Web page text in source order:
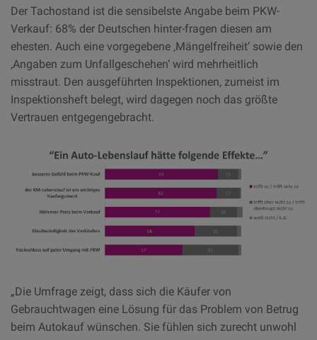
Der Tachostand ist die sensibelste Angabe beim PKW-
Verkauf: 68% der Deutschen hinter-fragen diesen am
ehesten. Auch eine vorgegebene ‚Mängelfreiheit‘ sowie den
‚Angaben zum Unfallgeschehen‘ wird mehrheitlich
misstraut. Den ausgeführten Inspektionen, zumeist im
Inspektionsheft belegt, wird dagegen noch das größte
Vertrauen entgegengebracht.
„Die Umfrage zeigt, dass sich die Käufer von
Gebrauchtwagen eine Lösung für das Problem von Betrug
beim Autokauf wünschen. Sie fühlen sich zurecht unwohl